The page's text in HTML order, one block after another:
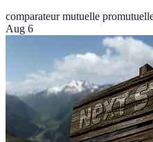
comparateur mutuelle pro
Aug 6